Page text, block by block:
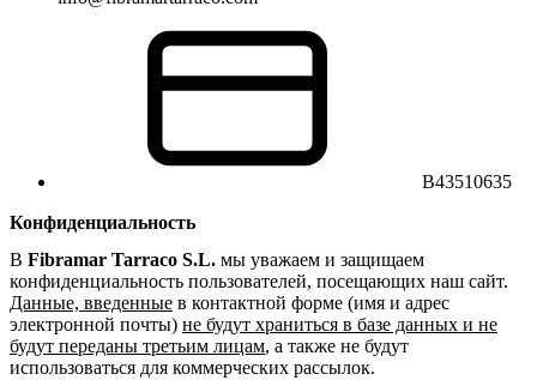
B43510635
Конфиденциальность
В Fibramar Tarraco S.L. мы уважаем и защищаем
конфиденциальность пользователей, посещающих наш сайт.
Данные, введенные в контактной форме (имя и адрес
электронной почты) не будут храниться в базе данных и не
будут переданы третьим лицам, а также не будут
использоваться для коммерческих рассылок.